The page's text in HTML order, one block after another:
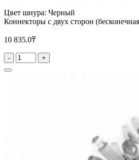
Цвет шнура: Черный
Коннекторы с двух сторон
10 835.0₸
- +